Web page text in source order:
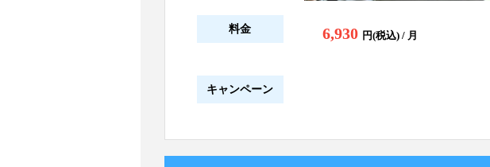
料金 6,930 円(税込) / 月
キャンペーン